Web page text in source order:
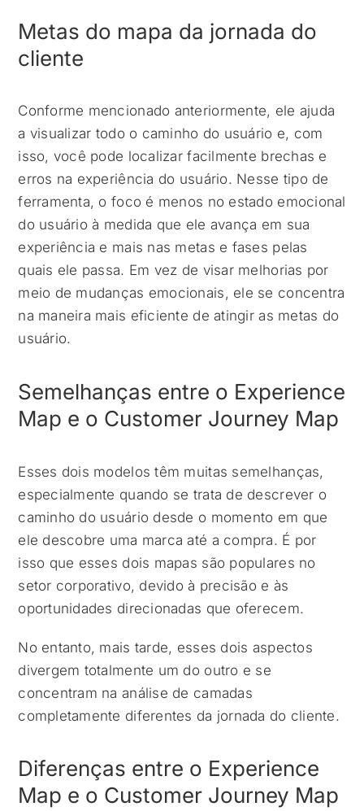
Metas do mapa da jornada do
cliente
Conforme mencionado anteriormente, ele ajuda
a visualizar todo o caminho do usuário e, com
isso, você pode localizar facilmente brechas e
erros na experiência do usuário. Nesse tipo de
ferramenta, o foco é menos no estado emocional
do usuário à medida que ele avança em sua
experiência e mais nas metas e fases pelas
quais ele passa. Em vez de visar melhorias por
meio de mudanças emocionais, ele se concentra
na maneira mais eficiente de atingir as metas do
usuário.
Semelhanças entre o Experience
Map e o Customer Journey Map
Esses dois modelos têm muitas semelhanças,
especialmente quando se trata de descrever o
caminho do usuário desde o momento em que
ele descobre uma marca até a compra. É por
isso que esses dois mapas são populares no
setor corporativo, devido à precisão e às
oportunidades direcionadas que oferecem.
No entanto, mais tarde, esses dois aspectos
divergem totalmente um do outro e se
concentram na análise de camadas
completamente diferentes da jornada do cliente.
Diferenças entre o Experience
Map e o Customer Journey Map